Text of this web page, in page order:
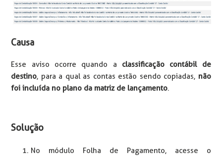
Causa
Esse aviso ocorre quando a classificação contábil de
destino, para a qual as contas estão sendo copiadas, não
foi incluída no plano da matriz de lançamento.
Solução
No módulo Folha de Pagamento, acesse o